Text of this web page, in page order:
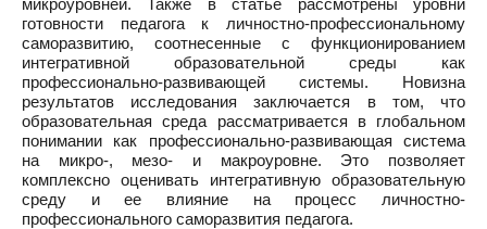
микроуровней. Также в статье рассмотрены уровни
готовности педагога к личностно-профессиональному
саморазвитию, соотнесенные с функционированием
интегративной образовательной среды как
профессионально-развивающей системы. Новизна
результатов исследования заключается в том, что
образовательная среда рассматривается в глобальном
понимании как профессионально-развивающая система
на микро-, мезо- и макроуровне. Это позволяет
комплексно оценивать интегративную образовательную
среду и ее влияние на процесс личностно-
профессионального саморазвития педагога.